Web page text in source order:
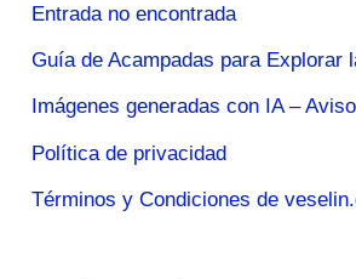
Entrada no encontrada
Guía de Acampadas para Explorar
Imágenes generadas con IA –
Política de privacidad
Términos y Condiciones de